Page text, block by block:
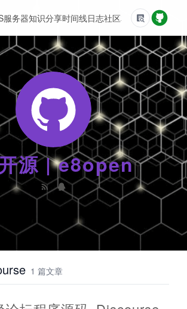
源 | e8open
服务器知识分享时间线日志社区友情链接
1 篇文章